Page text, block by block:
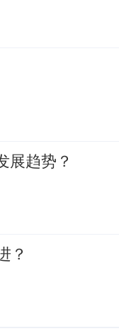
展趋势？
？